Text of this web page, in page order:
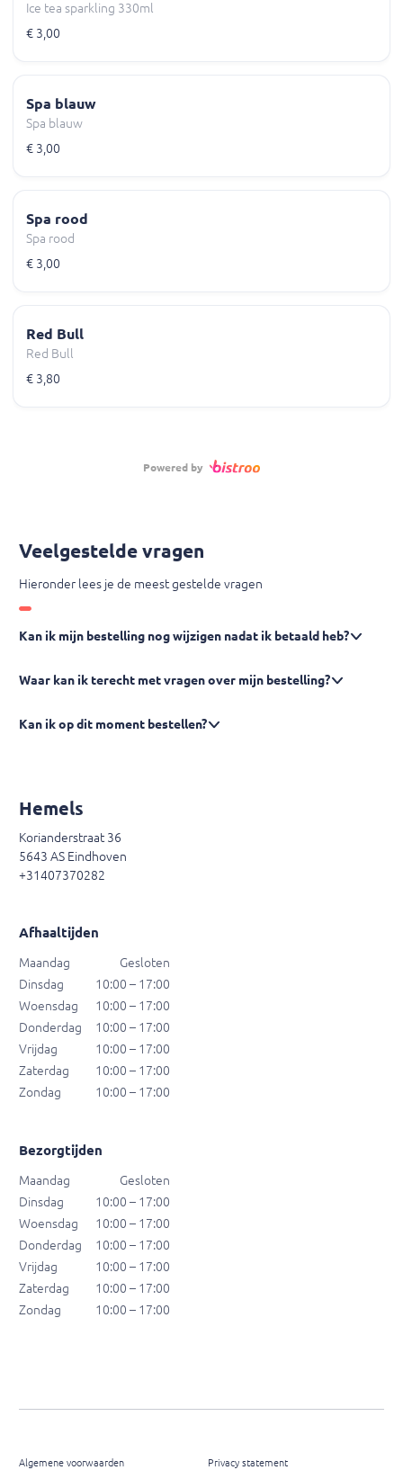
Ice tea sparkling 330ml
€ 3,00
Spa blauw
Spa blauw
€ 3,00
Spa rood
Spa rood
€ 3,00
Red Bull
Red Bull
€ 3,80
Powered by
Veelgestelde vragen
Hieronder lees je de meest gestelde vragen
Kan ik mijn bestelling nog wijzigen nadat ik betaald heb?
Waar kan ik terecht met vragen over mijn bestelling?
Kan ik op dit moment bestellen?
Hemels
Korianderstraat 36
5643 AS Eindhoven
+31407370282
Afhaaltijden
Maandag
Gesloten
Dinsdag
10:00 – 17:00
Woensdag
10:00 – 17:00
Donderdag
10:00 – 17:00
Vrijdag
10:00 – 17:00
Zaterdag
10:00 – 17:00
Zondag
10:00 – 17:00
Bezorgtijden
Maandag
Gesloten
Dinsdag
10:00 – 17:00
Woensdag
10:00 – 17:00
Donderdag
10:00 – 17:00
Vrijdag
10:00 – 17:00
Zaterdag
10:00 – 17:00
Zondag
10:00 – 17:00
Algemene voorwaarden Privacy statement